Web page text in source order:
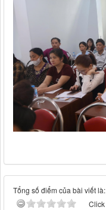
Tổng số điểm của bài viết